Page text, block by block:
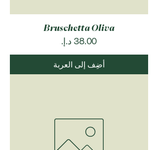
Bruschetta Oliva
السعر
أضِف إلى العربة